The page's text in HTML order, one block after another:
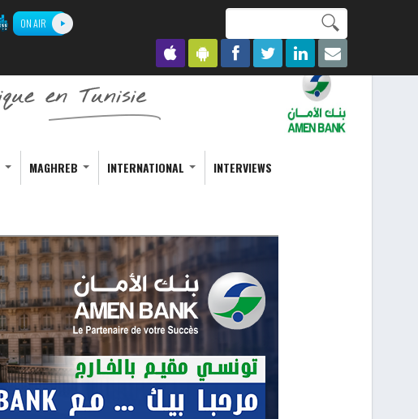
ON AIR
recherche
MAGHREB INTERNATIONAL
INTERVIEWS